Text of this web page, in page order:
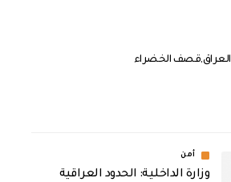
العراققصف الخضراء
أمن
وزارة الداخلية: الحدود العراقية